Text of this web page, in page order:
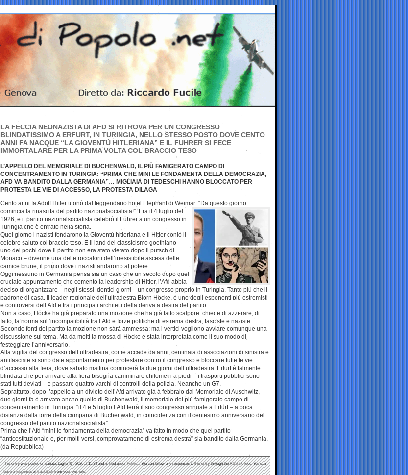
LA FECCIA NEONAZISTA DI AFD SI RITROVA PER UN CONGRESSO
BLINDATISSIMO A ERFURT, IN TURINGIA, NELLO STESSO POSTO DOVE CENTO
ANNI FA NACQUE “LA GIOVENTÙ HITLERIANA” E IL FUHRER SI FECE
IMMORTALARE PER LA PRIMA VOLTA COL BRACCIO TESO
L’APPELLO DEL MEMORIALE DI BUCHENWALD, IL PIÙ FAMIGERATO CAMPO DI
CONCENTRAMENTO IN TURINGIA: “PRIMA CHE MINI LE FONDAMENTA DELLA DEMOCRAZIA,
AFD VA BANDITO DALLA GERMANIA”… MIGLIAIA DI TEDESCHI HANNO BLOCCATO PER
PROTESTA LE VIE DI ACCESSO, LA PROTESTA DILAGA
Cento anni fa Adolf Hitler tuonò dal leggendario hotel Elephant di Weimar: “Da questo giorno
comincia la rinascita del partito nazionalsocialista!”. Era il 4 luglio del
1926, e il partito nazionalsocialista celebrò il Führer a un congresso in
Turingia che è entrato nella storia.
Quel giorno i nazisti fondarono la Gioventù hitleriana e il Hitler coniò il
celebre saluto col braccio teso. E il land del classicismo goethiano –
uno dei pochi dove il partito non era stato vietato dopo il putsch di
Monaco – divenne una delle roccaforti dell’irresistibile ascesa delle
camice brune, il primo dove i nazisti andarono al potere.
Oggi nessuno in Germania pensa sia un caso che un secolo dopo quel
cruciale appuntamento che cementò la leadership di Hitler, l’Afd abbia
deciso di organizzare – negli stessi identici giorni – un congresso proprio in Turingia. Tanto più che il
padrone di casa, il leader regionale dell’ultradestra Björn Höcke, è uno degli esponenti più estremisti
e controversi dell’Afd e tra i principali architetti della deriva a destra del partito.
Non a caso, Höcke ha già preparato una mozione che ha già fatto scalpore: chiede di azzerare, di
fatto, la norma sull’incompatibilità tra l’Afd e forze politiche di estrema destra, fasciste e naziste.
Secondo fonti del partito la mozione non sarà ammessa: ma i vertici vogliono avviare comunque una
discussione sul tema. Ma da molti la mossa di Höcke è stata interpretata come il suo modo di
festeggiare l’anniversario.
Alla vigilia del congresso dell’ultradestra, come accade da anni, centinaia di associazioni di sinistra e
antifasciste si sono date appuntamento per protestare contro il congresso e bloccare tutte le vie
d’accesso alla fiera, dove sabato mattina comincerà la due giorni dell’ultradestra. Erfurt è talmente
blindata che per arrivare alla fiera bisogna camminare chilometri a piedi – i trasporti pubblici sono
stati tutti deviati – e passare quattro varchi di controlli della polizia. Neanche un G7.
Soprattutto, dopo l’appello a un divieto dell’Afd arrivato già a febbraio dal Memoriale di Auschwitz,
due giorni fa è arrivato anche quello di Buchenwald, il memoriale del più famigerato campo di
concentramento in Turingia: “il 4 e 5 luglio l’Afd terrà il suo congresso annuale a Erfurt – a poca
distanza dalla torre della campana di Buchenwald, in coincidenza con il centesimo anniversario del
congresso del partito nazionalsocialista”.
Prima che l’Afd “mini le fondamenta della democrazia” va fatto in modo che quel partito
“anticostituzionale e, per molti versi, comprovatamene di estrema destra” sia bandito dalla Germania.
(da Repubblica)
This entry was posted on sabato, Luglio 4th, 2026 at 15:33 and is filed underPolitica. You can follow any responses to this entry through theRSS 2.0feed. You can
leave a response, ortrackbackfrom your own site.